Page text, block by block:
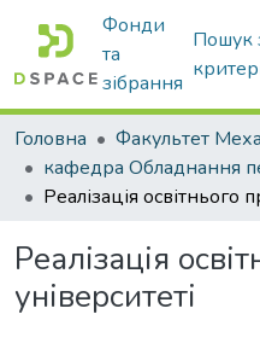
Фонди
та
зібрання
Пошук
Головна
Реалізація
університеті